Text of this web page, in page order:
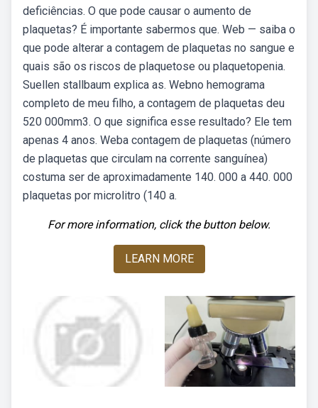
deficiências. O que pode causar o aumento de
plaquetas? É importante sabermos que. Web — saiba o
que pode alterar a contagem de plaquetas no sangue e
quais são os riscos de plaquetose ou plaquetopenia.
Suellen stallbaum explica as. Webno hemograma
completo de meu filho, a contagem de plaquetas deu
520 000mm3. O que significa esse resultado? Ele tem
apenas 4 anos. Weba contagem de plaquetas (número
de plaquetas que circulam na corrente sanguínea)
costuma ser de aproximadamente 140. 000 a 440. 000
plaquetas por microlitro (140 a.
For more information, click the button below.
LEARN MORE